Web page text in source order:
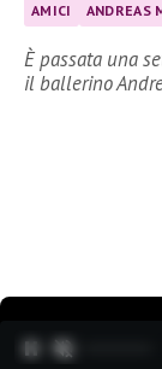
AMICI ANDREAS
È passata una
il ballerino